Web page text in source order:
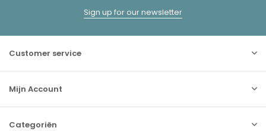
Sign up for our newsletter
Customer service
Mijn Account
Categoriën